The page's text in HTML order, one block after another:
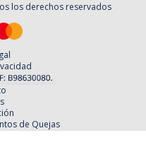
los derechos reservados
de Quejas